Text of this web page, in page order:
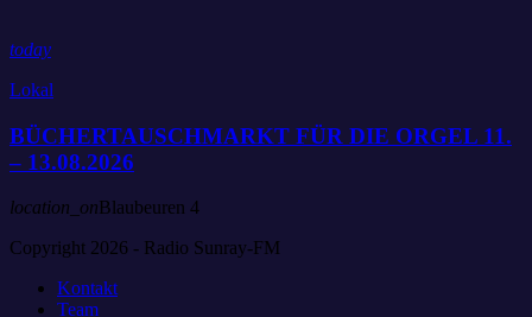
today
Lokal
BÜCHERTAUSCHMARKT FÜR DIE ORGEL 11.
– 13.08.2026
location_onBlaubeuren 4
Copyright 2026 - Radio Sunray-FM
Kontakt
Team